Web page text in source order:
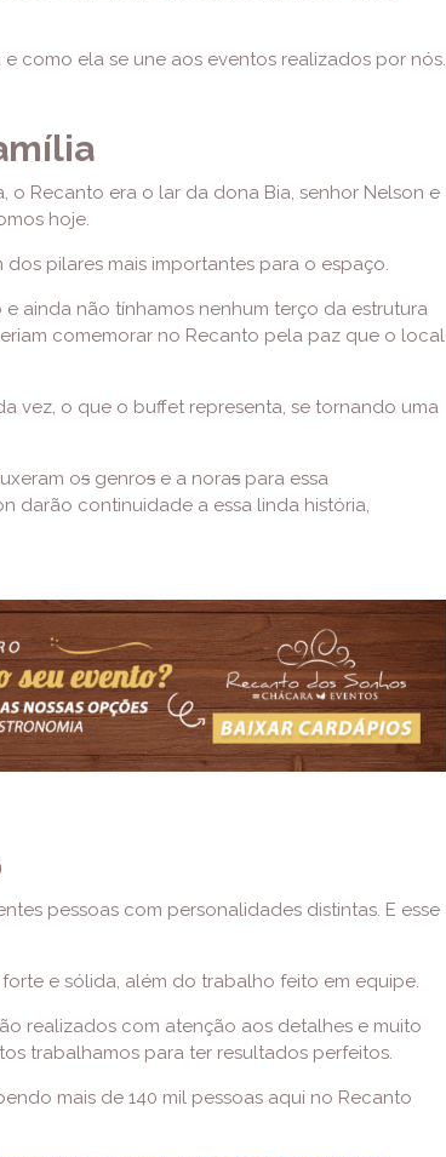
como ela se une aos eventos realizados por nós.
o Recanto era o lar da dona Bia, senhor Nelson e
hoje.
pilares mais importantes para o espaço.
ainda não tínhamos nenhum terço da estrutura
comemorar no Recanto pela paz que o local
vez, o que o buffet representa, se tornando uma
os genros e a noras para essa
darão continuidade a essa linda história,
pessoas com personalidades distintas. E esse
e sólida, além do trabalho feito em equipe.
realizados com atenção aos detalhes e muito
trabalhamos para ter resultados perfeitos.
mais de 140 mil pessoas aqui no Recanto